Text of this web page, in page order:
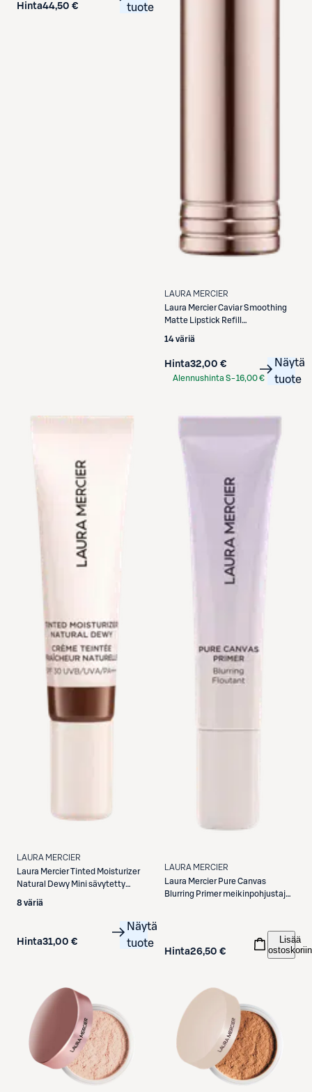
Hinta44,50 €
tuote
LAURA MERCIER
Laura MercierCaviar Smoothing
Matte Lipstick Refill
mattahuulipunan täyttöpakkaus
14 väriä
Hinta32,00 €
Alennushinta S-16,00 €
Näytä
tuote
LAURA MERCIER
Laura MercierTinted Moisturizer
Natural Dewy Mini sävytetty
8 väriä
Hinta31,00 €
Näytä
tuote
LAURA MERCIER
Laura Mercier Pure Canvas
Blurring Primer meikinpohjustaja
Hinta26,50 €
Lisää
ostoskoriin